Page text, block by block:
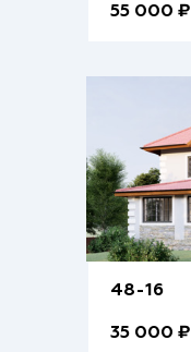
55 000 ₽
48-16
35 000 ₽